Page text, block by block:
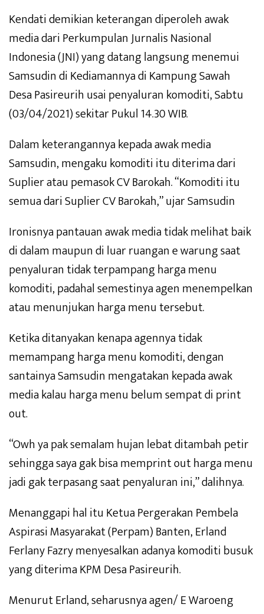
Kendati demikian keterangan diperoleh awak
media dari Perkumpulan Jurnalis Nasional
Indonesia (JNI) yang datang langsung menemui
Samsudin di Kediamannya di Kampung Sawah
Desa Pasireurih usai penyaluran komoditi, Sabtu
(03/04/2021) sekitar Pukul 14.30 WIB.
Dalam keterangannya kepada awak media
Samsudin, mengaku komoditi itu diterima dari
Suplier atau pemasok CV Barokah. “Komoditi itu
semua dari Suplier CV Barokah,” ujar Samsudin
Ironisnya pantauan awak media tidak melihat baik
di dalam maupun di luar ruangan e warung saat
penyaluran tidak terpampang harga menu
komoditi, padahal semestinya agen menempelkan
atau menunjukan harga menu tersebut.
Ketika ditanyakan kenapa agennya tidak
memampang harga menu komoditi, dengan
santainya Samsudin mengatakan kepada awak
media kalau harga menu belum sempat di print
out.
“Owh ya pak semalam hujan lebat ditambah petir
sehingga saya gak bisa memprint out harga menu
jadi gak terpasang saat penyaluran ini,” dalihnya.
Menanggapi hal itu Ketua Pergerakan Pembela
Aspirasi Masyarakat (Perpam) Banten, Erland
Ferlany Fazry menyesalkan adanya komoditi busuk
yang diterima KPM Desa Pasireurih.
Menurut Erland, seharusnya agen/ E Waroeng